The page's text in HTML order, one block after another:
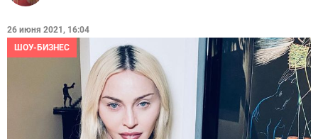
26 июня 2021, 16:04
ШОУ-БИЗНЕС